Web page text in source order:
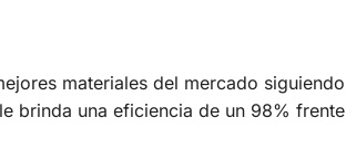
materiales del mercado siguiendo
brinda una eficiencia de un 98% frente